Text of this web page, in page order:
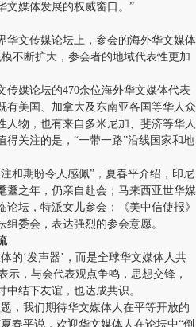
文媒体发展的权威窗口。”
文传媒论坛上，参会的海外华文媒体
不断扩大，参会者的地域代表性更加
媒论坛的470余位海外华文媒体代表
有美国、加拿大及东南亚各国等华人众
人物，也有来自多米尼加、斐济等华人
得关注的是，“一带一路”沿线国家和地
期盼令人感佩”，夏春平介绍，印尼
耋之年，仍亲自赴会；马来西亚世华媒
坛，特派女儿参会；《美中信使报》
委会，表达强烈的参会意愿。
‘发声器’，而是全球华文媒体人共
示，与会代表观点争鸣，思想交锋，
结下友谊，也达成共识。
我们期待华文媒体人在平等开放的
春平说，欢迎华文媒体人在论坛中“倒